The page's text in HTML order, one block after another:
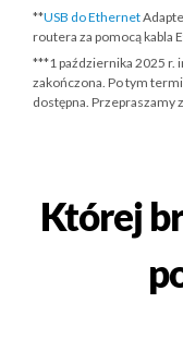
**USB do Ethernet
routera za pomocą kabla
***1 października 2025 r.
zakończona. Po tym
dostępna. Przepraszamy
Której